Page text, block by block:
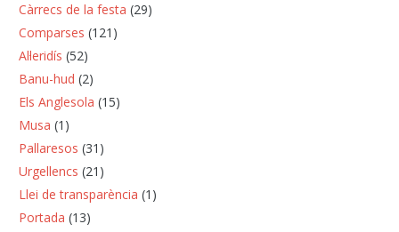
Càrrecs de la festa (29)
Comparses (121)
Al·leridís (52)
Banu-hud (2)
Els Anglesola (15)
Musa (1)
Pallaresos (31)
Urgellencs (21)
Llei de transparència (1)
Portada (13)